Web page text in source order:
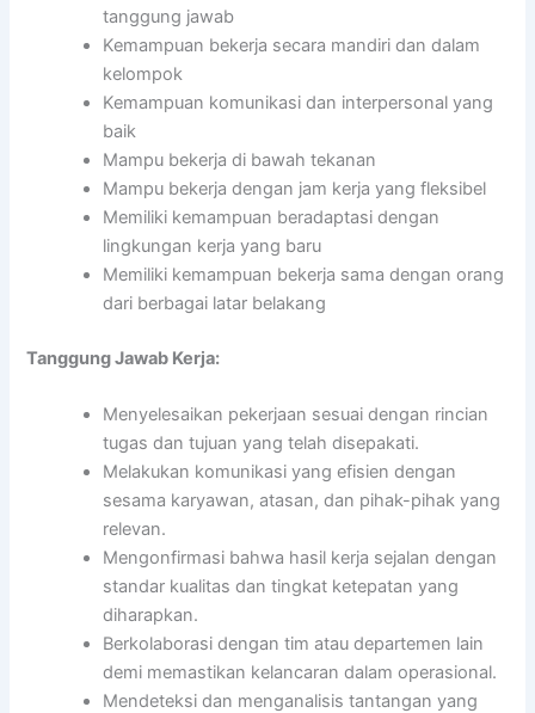
tanggung jawab
Kemampuan bekerja secara mandiri dan dalam
kelompok
Kemampuan komunikasi dan interpersonal yang
baik
Mampu bekerja di bawah tekanan
Mampu bekerja dengan jam kerja yang fleksibel
Memiliki kemampuan beradaptasi dengan
lingkungan kerja yang baru
Memiliki kemampuan bekerja sama dengan orang
dari berbagai latar belakang
Tanggung Jawab Kerja:
Menyelesaikan pekerjaan sesuai dengan rincian
tugas dan tujuan yang telah disepakati.
Melakukan komunikasi yang efisien dengan
sesama karyawan, atasan, dan pihak-pihak yang
relevan.
Mengonfirmasi bahwa hasil kerja sejalan dengan
standar kualitas dan tingkat ketepatan yang
diharapkan.
Berkolaborasi dengan tim atau departemen lain
demi memastikan kelancaran dalam operasional.
Mendeteksi dan menganalisis tantangan yang